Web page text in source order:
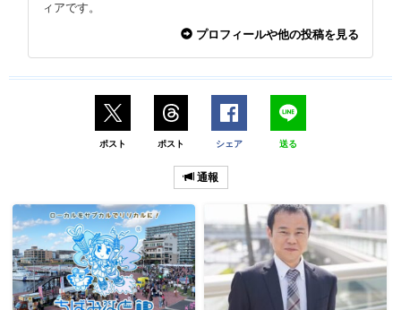
ィアです。
プロフィールや他の投稿を見る
ポスト ポスト シェア 送る
通報